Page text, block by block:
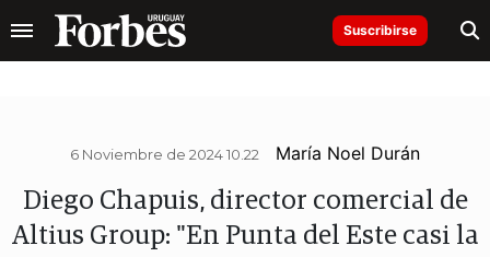
Suscribirse
6 Noviembre de 2024 10.22 María Noel Durán
Diego Chapuis, director comercial de
Altius Group: "En Punta del Este casi la